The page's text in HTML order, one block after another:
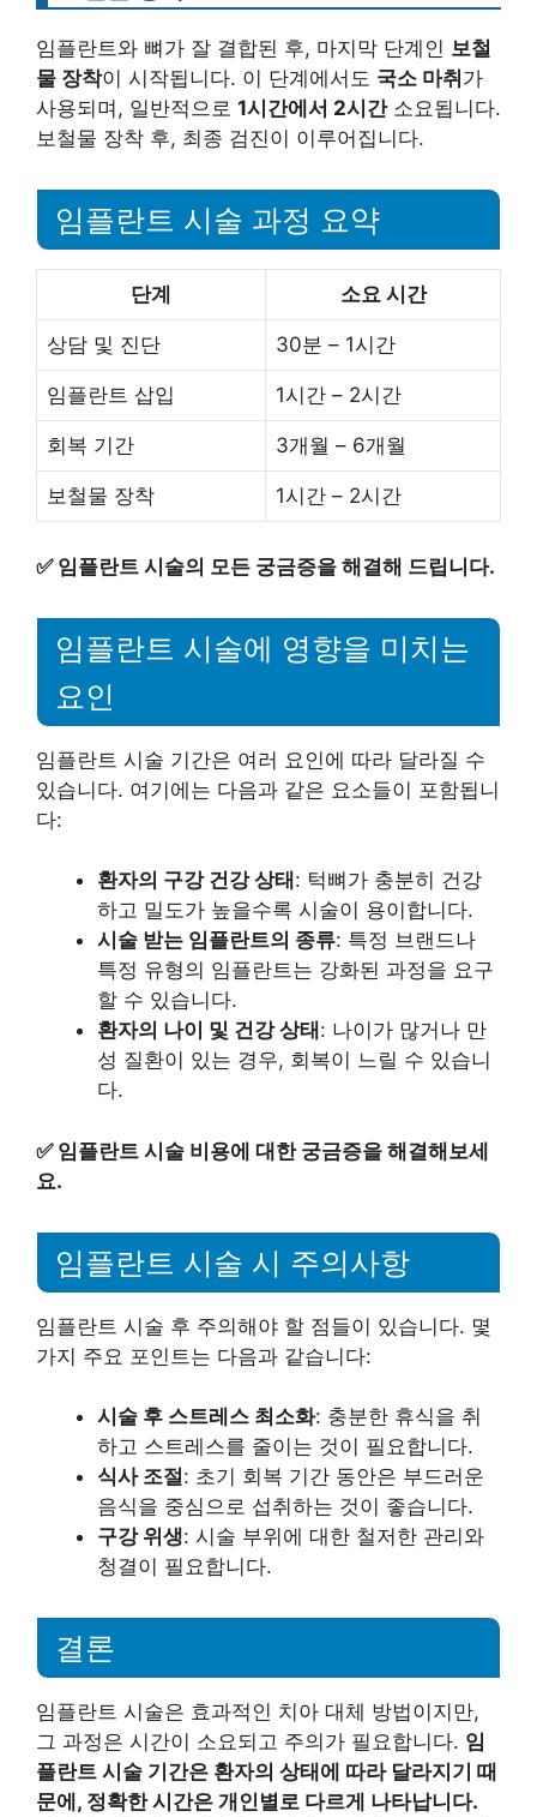
임플란트와 뼈가 잘 결합된 후, 마지막 단계인 보철
물 장착이 시작됩니다. 이 단계에서도 국소 마취가
사용되며, 일반적으로 1시간에서 2시간소요됩니다.
보철물 장착 후, 최종 검진이 이루어집니다.
임플란트 시술 과정 요약
단계 소요 시간
상담 및 진단 30분 – 1시간
임플란트 삽입 1시간 – 2시간
회복 기간 3개월 – 6개월
보철물 장착 1시간 – 2시간
✅ 임플란트 시술의 모든 궁금증을 해결해 드립니다.
임플란트 시술에 영향을 미치는
요인
임플란트 시술 기간은 여러 요인에 따라 달라질 수
있습니다. 여기에는 다음과 같은 요소들이 포함됩니
다:
환자의 구강 건강 상태 : 턱뼈가 충분히 건강
하고 밀도가 높을수록 시술이 용이합니다.
시술 받는 임플란트의 종류: 특정 브랜드나
특정 유형의 임플란트는 강화된 과정을 요구
할 수 있습니다.
환자의 나이 및 건강 상태 : 나이가 많거나 만
성 질환이 있는 경우, 회복이 느릴 수 있습니
다.
✅ 임플란트 시술 비용에 대한 궁금증을 해결해보세
요.
임플란트 시술 시 주의사항
임플란트 시술 후 주의해야 할 점들이 있습니다. 몇
가지 주요 포인트는 다음과 같습니다:
시술 후 스트레스 최소화: 충분한 휴식을 취
하고 스트레스를 줄이는 것이 필요합니다.
식사 조절: 초기 회복 기간 동안은 부드러운
음식을 중심으로 섭취하는 것이 좋습니다.
구강 위생: 시술 부위에 대한 철저한 관리와
청결이 필요합니다.
결론
임플란트 시술은 효과적인 치아 대체 방법이지만,
그 과정은 시간이 소요되고 주의가 필요합니다. 임
플란트 시술 기간은 환자의 상태에 따라 달라지기 때
문에, 정확한 시간은 개인별로 다르게 나타납니다.